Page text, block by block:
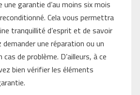
garantie d’au moins six mois
Cela vous permettra
tranquillité d’esprit et de savoir
une réparation ou un
de problème. D’ailleurs, à ce
bien vérifier les éléments